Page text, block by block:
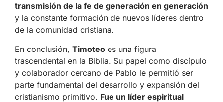
transmisión de la fe de generación en generación
y la constante formación de nuevos líderes dentro
de la comunidad cristiana.
En conclusión, Timoteo es una figura
trascendental en la Biblia. Su papel como discípulo
y colaborador cercano de Pablo le permitió ser
parte fundamental del desarrollo y expansión del
cristianismo primitivo. Fue un líder espiritual